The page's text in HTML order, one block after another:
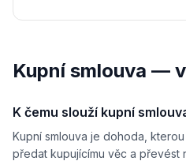
ceny.
že se před podpisem této
za vady
za vady předmětu koupě v
Kupní smlouva —
K čemu slouží kupní
Kupní smlouva je dohoda,
předat kupujícímu věc a převést